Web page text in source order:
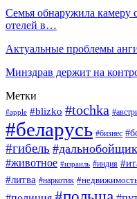
Семья обнаружила камеру
отелей в…
Актуальные проблемы
Минздрав держит на
Метки
#apple #blizko #tochka
#беларусь #бизнес
#гибель #дальнобойщик
#животное #израиль #индия
#литва #наркотик